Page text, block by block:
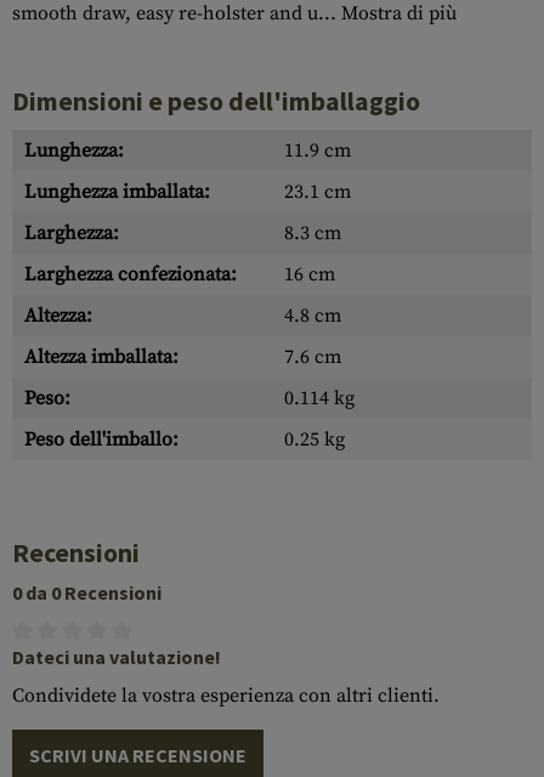
smooth draw, easy re-holster and u... Mostra di più
Dimensioni e peso dell'imballaggio
Lunghezza:
11.9 cm
Lunghezza imballata:
23.1 cm
Larghezza:
8.3 cm
Larghezza confezionata:
16 cm
Altezza:
4.8 cm
Altezza imballata:
7.6 cm
Peso:
0.114 kg
Peso dell'imballo:
0.25 kg
Recensioni
0 da 0 Recensioni
Dateci una valutazione!
Condividete la vostra esperienza con altri clienti.
SCRIVI UNA RECENSIONE